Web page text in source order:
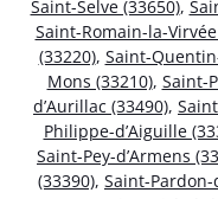
Saint-Selve (33650),
Saint-Romain-la-
(33220), Saint-
Mons (33210), Saint-
d’Aurillac (33490),
Philippe-d’Aiguille
Saint-Pey-d’Armens
(33390), Saint-Pardon-